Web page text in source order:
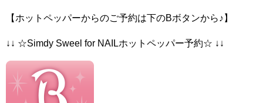
【ホットペッパーからのご予約は下のBボタンから♪】
↓↓ ☆Simdy Sweel for NAILホットペッパー予約☆ ↓↓